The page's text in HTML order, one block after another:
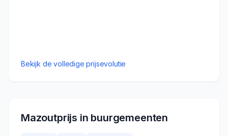
Bekijk de volledige prijsevolutie
Mazoutprijs in buurgemeenten